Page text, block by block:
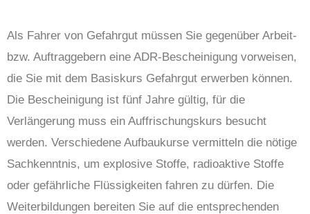
Als Fahrer von Gefahrgut müssen Sie gegenüber Arbeit-
bzw. Auftraggebern eine ADR-Bescheinigung vorweisen,
die Sie mit dem Basiskurs Gefahrgut erwerben können.
Die Bescheinigung ist fünf Jahre gültig, für die
Verlängerung muss ein Auffrischungskurs besucht
werden. Verschiedene Aufbaukurse vermitteln die nötige
Sachkenntnis, um explosive Stoffe, radioaktive Stoffe
oder gefährliche Flüssigkeiten fahren zu dürfen. Die
Weiterbildungen bereiten Sie auf die entsprechenden